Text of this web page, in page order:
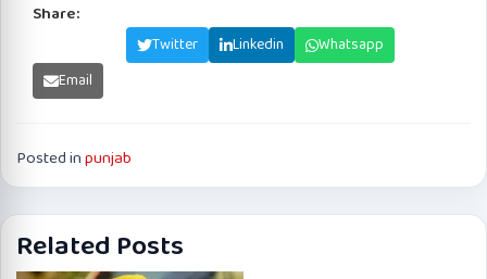
Share:
Twitter Linkedin
Whatsapp
Email
Posted inpunjab
Related Posts